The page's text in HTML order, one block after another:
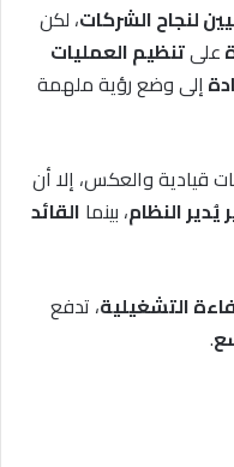
لنجاح الشركات، لكن
علىتنظيم العمليات
إلى وضع رؤية ملهمة
قيادية والعكس، إلا أن
يُدير النظام، بينما القائد
التشغيلية، تدفع
.